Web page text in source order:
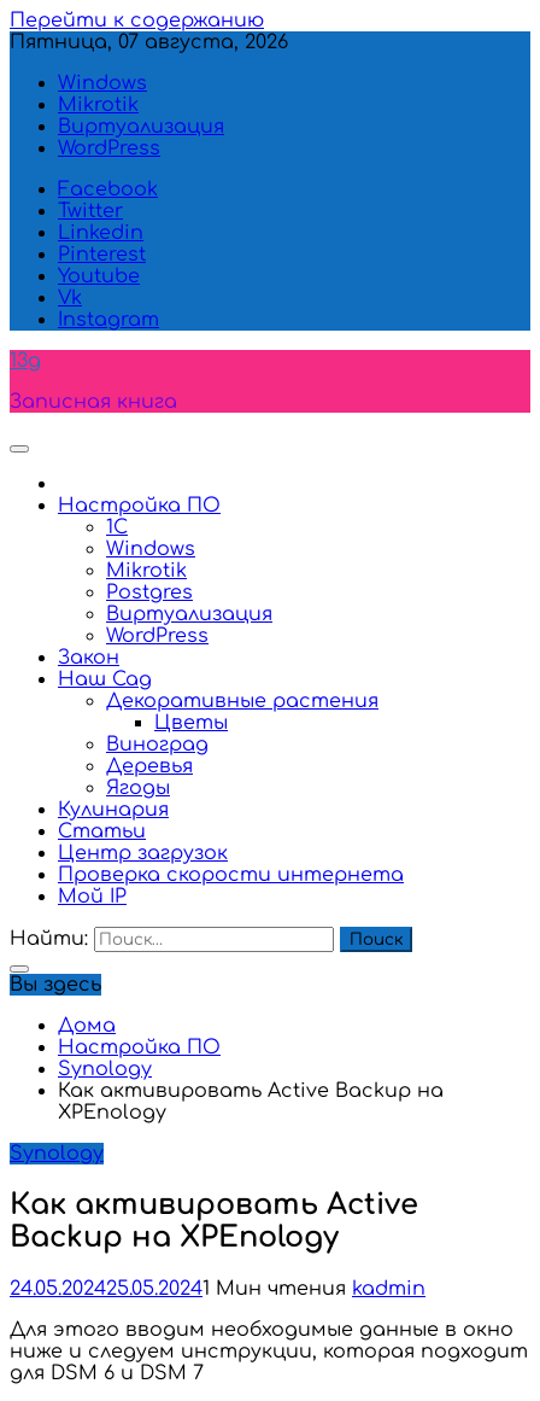
Перейти к содержанию
Пятница, 07 августа, 2026
Windows
Mikrotik
Виртуализация
WordPress
Facebook
Twitter
Linkedin
Pinterest
Youtube
Vk
Instagram
13g
Записная книга
Настройка ПО
1C
Windows
Mikrotik
Postgres
Виртуализация
WordPress
Закон
Наш Сад
Декоративные растения
Цветы
Виноград
Деревья
Ягоды
Кулинария
Статьи
Центр загрузок
Проверка скорости интернета
Мой IP
Найти:
Вы здесь
Дома
Настройка ПО
Synology
Как активировать Active Backup на
XPEnology
Synology
Как активировать Active
Backup на XPEnology
24.05.202425.05.20241 Мин чтения kadmin
Для этого вводим необходимые данные в окно
ниже и следуем инструкции, которая подходит
для DSM 6 и DSM 7